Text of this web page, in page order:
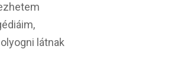
látnak